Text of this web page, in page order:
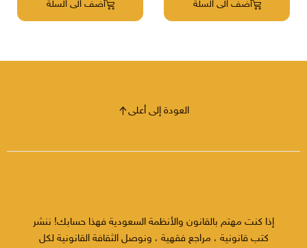
أضف الى السلة أضف الى السلة
العودة إلى أعلى
إذا كنت مهتم بالقانون والأنظمة السعودية فهذا حسابك! ننشر
كتب قانونية ، مراجع فقهية ، ونوصل الثقافة القانونية لكل